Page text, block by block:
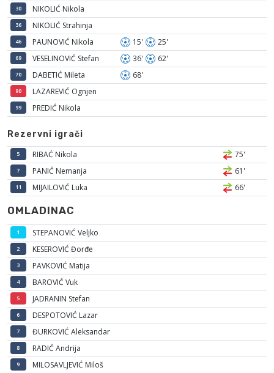
30 NIKOLIĆ Nikola
36 NIKOLIĆ Strahinja
46 PAUNOVIĆ Nikola 15' 25'
69 VESELINOVIĆ Stefan 36' 62'
70 DABETIĆ Mileta 68'
90 LAZAREVIĆ Ognjen
99 PREDIĆ Nikola
Rezervni igrači
5 RIBAĆ Nikola 75'
7 PANIĆ Nemanja 61'
11 MIJAILOVIĆ Luka 66'
OMLADINAC
1 STEPANOVIĆ Veljko
2 KESEROVIĆ Đorđe
3 PAVKOVIĆ Matija
4 BAROVIĆ Vuk
5 JADRANIN Stefan
6 DESPOTOVIĆ Lazar
7 ĐURKOVIĆ Aleksandar
8 RADIĆ Andrija
9 MILOSAVLJEVIĆ Miloš